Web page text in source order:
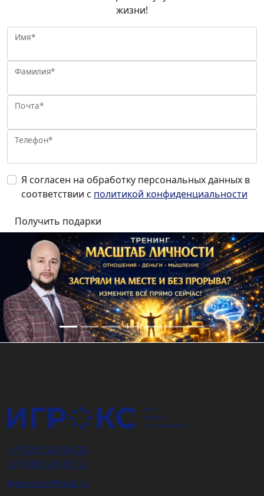
жизни!
Имя*
Фамилия*
Почта*
Телефон*
Я согласен на обработку персональных данных в
соответствии с политикой конфиденциальности
+7 (925) 589-54-08
+7 (903) 516-67-12
igrox-pro@mail.ru